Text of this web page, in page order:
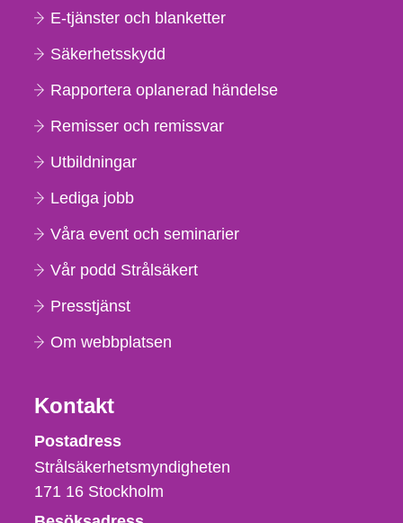
E-tjänster och blanketter
Säkerhetsskydd
Rapportera oplanerad händelse
Remisser och remissvar
Utbildningar
Lediga jobb
Våra event och seminarier
Vår podd Strålsäkert
Presstjänst
Om webbplatsen
Kontakt
Strålsäkerhetsmyndigheten
Postadress
Strålsäkerhetsmyndigheten
171 16 Stockholm